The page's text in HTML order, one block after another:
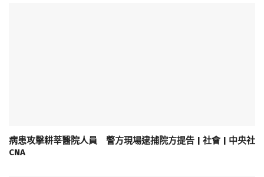
病患攻擊耕莘醫院人員 警方現場逮捕院方提告 | 社會 | 中央社
CNA